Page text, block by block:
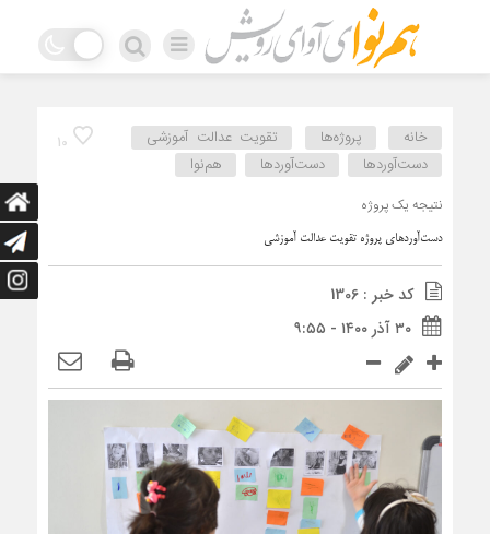
10 خانه پروژه‌ها
تقویت عدالت آموزشی
دست‌آوردها
دست‌آوردها هم‌نوا
نتیجه یک پروژه
دست‌آوردهای پروژه تقویت عدالت آموزشی
کد خبر : 1306
۳۰ آذر ۱۴۰۰ - ۹:۵۵